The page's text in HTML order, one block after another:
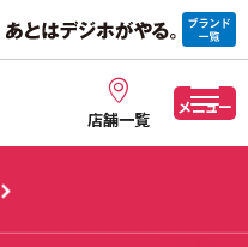
店舗一覧
メニュー